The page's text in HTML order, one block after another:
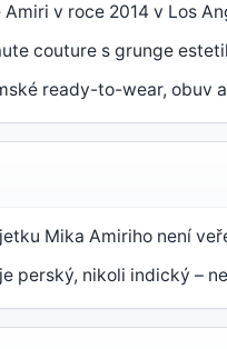
v roce 2014 v Los
couture s grunge
ready-to-wear, obuv
Mika Amiriho není
perský, nikoli indický –